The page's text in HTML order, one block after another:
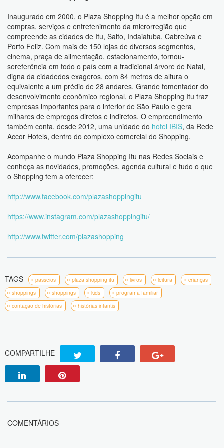
Inaugurado em 2000, o Plaza Shopping Itu é a melhor opção em
compras, serviços e entretenimento da microrregião que
compreende as cidades de Itu, Salto, Indaiatuba, Cabreúva e
Porto Feliz. Com mais de 150 lojas de diversos segmentos,
cinema, praça de alimentação, estacionamento, tornou-
sereferência em todo o país com a tradicional árvore de Natal,
digna da cidadedos exageros, com 84 metros de altura o
equivalente a um prédio de 28 andares. Grande fomentador do
desenvolvimento econômico regional, o Plaza Shopping Itu traz
empresas importantes para o interior de São Paulo e gera
milhares de empregos diretos e indiretos. O empreendimento
também conta, desde 2012, uma unidade do hotel IBIS, da Rede
Accor Hotels, dentro do complexo comercial do Shopping.
Acompanhe o mundo Plaza Shopping Itu nas Redes Sociais e
conheça as novidades, promoções, agenda cultural e tudo o que
o Shopping tem a oferecer:
http://www.facebook.com/plazashoppingitu
https://www.instagram.com/plazashoppingitu/
http://www.twitter.com/plazashopping
TAGS passeios plaza shopping itu livros leitura
crianças
shoppings
shoppings kids
programa familiar
contação de histórias
histórias infantis
COMPARTILHE
COMENTÁRIOS